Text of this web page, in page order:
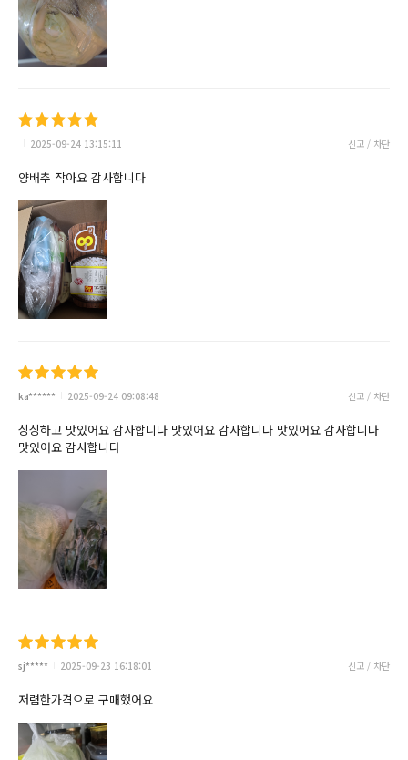
2025-09-24 13:15:11 신고 / 차단
양배추 작아요 감사합니다
ka****** 2025-09-24 09:08:48 신고 / 차단
싱싱하고 맛있어요 감사합니다 맛있어요 감사합니다 맛있어요 감사합니다
맛있어요 감사합니다
sj***** 2025-09-23 16:18:01 신고 / 차단
저렴한가격으로 구매했어요